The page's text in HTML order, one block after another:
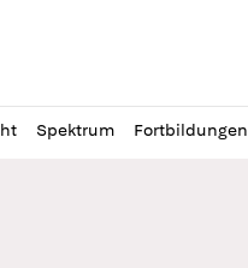
Spektrum Fortbildungen